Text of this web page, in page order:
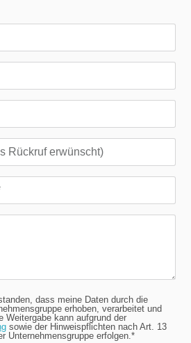
dass meine Daten durch die
erhoben, verarbeitet und
Weitergabe kann aufgrund der
sowie der Hinweispflichten nach Art. 13
Unternehmensgruppe erfolgen.*